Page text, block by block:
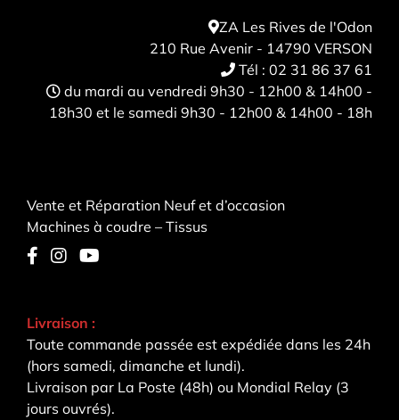
ZA Les Rives de l'Odon
210 Rue Avenir - 14790 VERSON
Tél : 02 31 86 37 61
du mardi au vendredi 9h30 - 12h00 & 14h00 -
18h30 et le samedi 9h30 - 12h00 & 14h00 - 18h
Vente et Réparation Neuf et d’occasion
Machines à coudre – Tissus
Livraison :
Toute commande passée est expédiée dans les 24h
(hors samedi, dimanche et lundi).
Livraison par La Poste (48h) ou Mondial Relay (3
jours ouvrés).